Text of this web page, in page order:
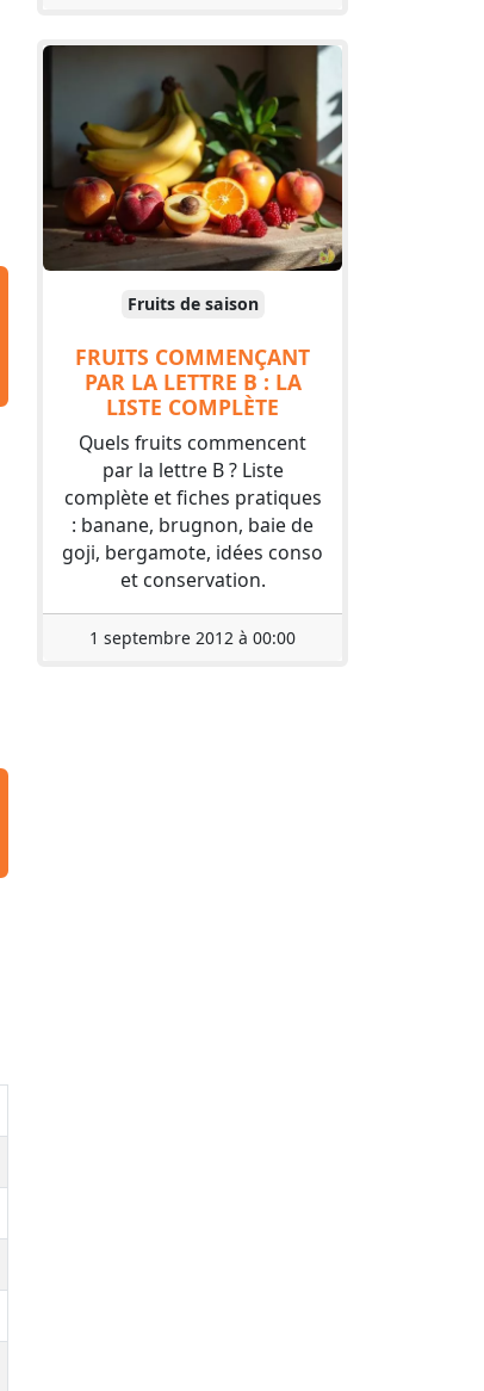
Fruits de saison
FRUITS COMMENÇANT
PAR LA LETTRE B : LA
LISTE COMPLÈTE
Quels fruits commencent
par la lettre B ? Liste
complète et fiches pratiques
: banane, brugnon, baie de
goji, bergamote, idées conso
et conservation.
1 septembre 2012 à 00:00